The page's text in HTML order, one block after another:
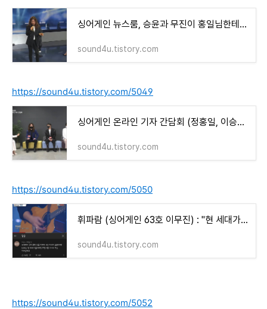
싱어게인 뉴스룸, 승윤과 무진이 홍일님한테 노래로 혼나다 : jtbc 뉴스룸 문화초대석 2021.02.14
sound4u.tistory.com
https://sound4u.tistory.com/5049
싱어게인 온라인 기자 간담회 (정홍일, 이승윤, 이무진)
sound4u.tistory.com
https://sound4u.tistory.com/5050
휘파람 (싱어게인 63호 이무진) : "현 세대가 잃어버린 무언가를 가져다 주는 가수 같다"는 댓글과
sound4u.tistory.com
https://sound4u.tistory.com/5052